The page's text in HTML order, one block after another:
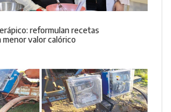
reformulan recetas
valor calórico